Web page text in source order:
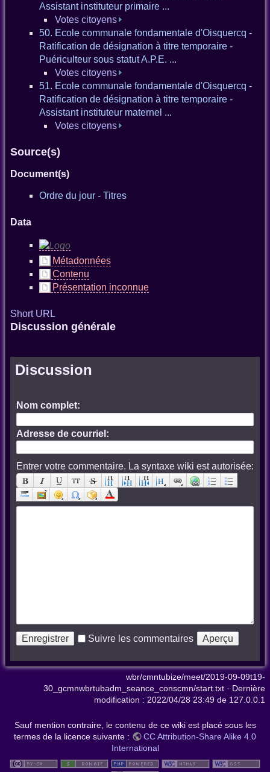
Assistant instituteur primaire ...
Votes citoyens
50. Ecole communale fondamentale d'Oisquercq -
Ratification de désignation à titre temporaire -
Puériculteur sous statut A.P.E. ...
Votes citoyens
51. Ecole communale fondamentale d'Oisquercq -
Ratification de désignation à titre temporaire -
Assistant instituteur maternel ...
Votes citoyens
Source(s)
Document(s)
Ordre du jour - Titres
Data
Métadonnées
Contenu
Présentation inconnue
Short URL
Discussion générale
Discussion
Nom complet:
Adresse de courriel:
Entrer votre commentaire. La syntaxe wiki est autorisée:
Suivre les commentaires
wbr/cmntubize/meet/2019-09-09t19-
30_gcmnwbrtubadm_seance_conscmn/start.txt · Dernière
modification : 2022/04/28 23:49 de 127.0.0.1
Sauf mention contraire, le contenu de ce wiki est placé sous les
termes de la licence suivante :
CC Attribution-Share Alike 4.0
International